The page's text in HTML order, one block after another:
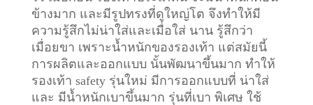
ข้างมาก และมีรูปทรงที่ดูใหญ่โต จึงทำให้มี
ความรู้สึกไม่น่าใส่และเมื่อใส่ นาน รู้สึกว่า
เมื่อยขา เพราะน้ำหนักของรองเท้า แต่สมัยนี้
การผลิตและออกแบบ นั้นพัฒนาขึ้นมาก ทำให้
รองเท้า safety รุ่นใหม่ มีการออกแบบที่ น่าใส่
และ มีน้ำหนักเบาขึ้นมาก รุ่นที่เบา พิเศษ ใช้